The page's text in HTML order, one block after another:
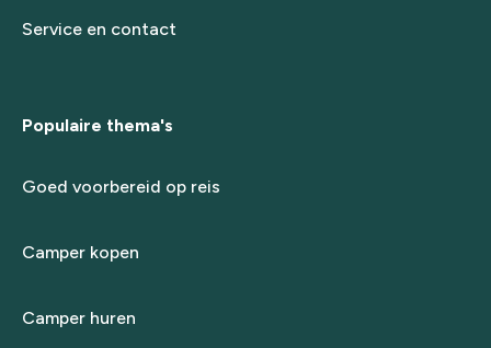
Service en contact
Populaire thema's
Goed voorbereid op reis
Camper kopen
Camper huren